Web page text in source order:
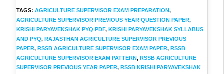
TAGS:AGRICULTURE SUPERVISOR EXAM PREPARATION,
AGRICULTURE SUPERVISOR PREVIOUS YEAR QUESTION PAPER,
KRISHI PARYAVEKSHAK PYQ PDF, KRISHI PARYAVEKSHAK SYLLABUS
AND PYQ, RAJASTHAN AGRICULTURE SUPERVISOR PREVIOUS
PAPER, RSSB AGRICULTURE SUPERVISOR EXAM PAPER, RSSB
AGRICULTURE SUPERVISOR EXAM PATTERN, RSSB AGRICULTURE
SUPERVISOR PREVIOUS YEAR PAPER, RSSB KRISHI PARYAVEKSHAK